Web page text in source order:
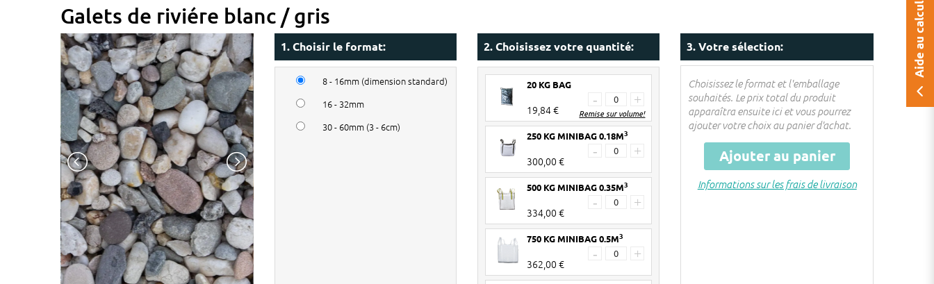
Galets de riviére blanc / gris
1. Choisir le format:
8 - 16mm (dimension standard)
16 - 32mm
30 - 60mm (3 - 6cm)
2. Choisissez votre quantité:
20 KG BAG
19,84 €
- +
Remise sur volume!
€ 5 de réduction par 20KG bag
€ 7 de réduction par 20KG bag
250 KG MINIBAG 0.18M3
300,00 €
- +
500 KG MINIBAG 0.35M3
334,00 €
- +
750 KG MINIBAG 0.5M3
362,00 €
- +
3. Votre sélection:
Choisissez le format et l'emballage
souhaités. Le prix total du produit
apparaîtra ensuite ici et vous pourrez
ajouter votre choix au panier d'achat.
Ajouter au panier
Informations sur les frais de livraison
Aide au calcul